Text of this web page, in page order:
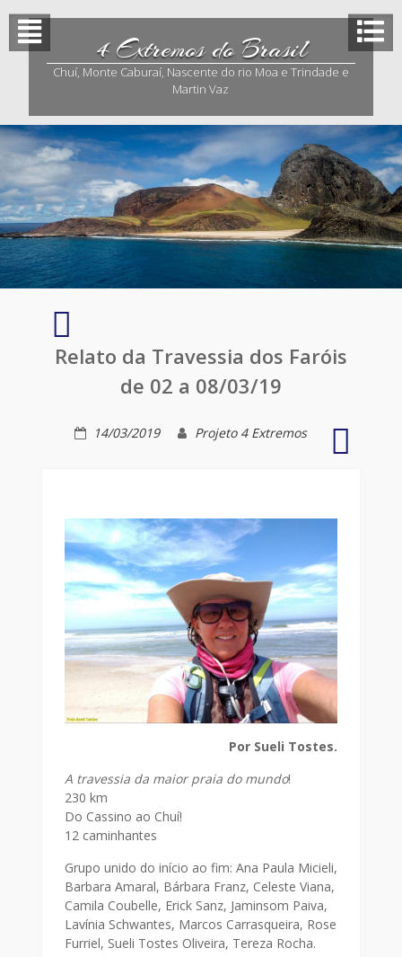
Skip
content
4 Extremos do Brasil
Chuí, Monte Caburaí, Nascente do rio Moa e Trindade e
Martin Vaz
Albardão
Relato da Travessia dos Faróis
de 02 a 08/03/19
14/03/2019 Projeto 4 Extremos
Por Sueli Tostes.
A travessia da maior praia do mundo!
230 km
Do Cassino ao Chuí!
12 caminhantes
Grupo unido do início ao fim: Ana Paula Micieli,
Barbara Amaral, Bárbara Franz, Celeste Viana,
Camila Coubelle, Erick Sanz, Jaminsom Paiva,
Lavínia Schwantes, Marcos Carrasqueira, Rose
Furriel, Sueli Tostes Oliveira, Tereza Rocha.